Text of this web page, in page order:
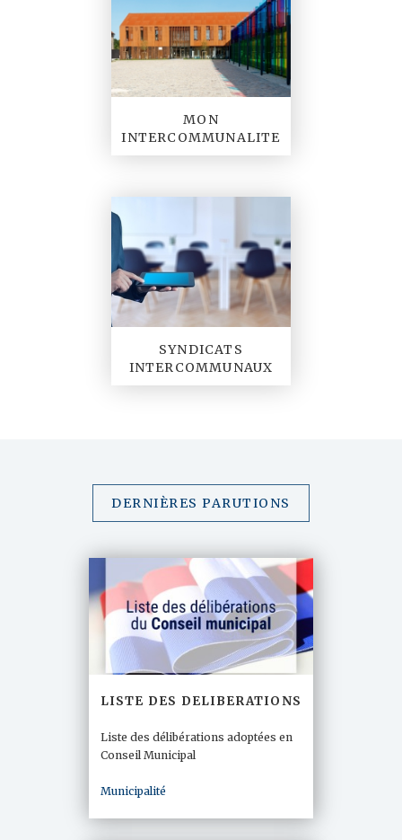
MON
INTERCOMMUNALITE
SYNDICATS
INTERCOMMUNAUX
DERNIÈRES PARUTIONS
LISTE DES DELIBERATIONS
Liste des délibérations adoptées en
Conseil Municipal
Municipalité